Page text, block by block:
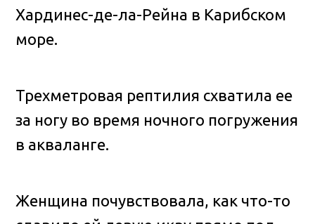
Хардинес-де-ла-Рейна в Карибском
море.
Трехметровая рептилия схватила ее
за ногу во время ночного погружения
в акваланге.
Женщина почувствовала, как что-то